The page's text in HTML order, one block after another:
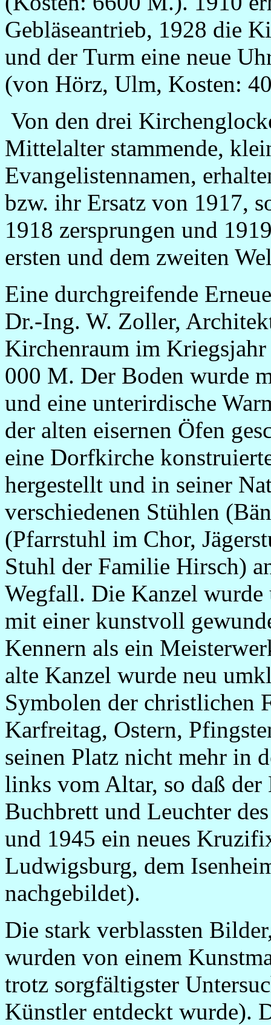
Gebläseantrieb, 1928 die
und der Turm eine neue
(von Hörz, Ulm, Kosten:
Von den drei
Mittelalter stammende,
Evangelistennamen,
bzw. ihr Ersatz von 1917,
1918 zersprungen und
ersten und dem zweiten
Eine durchgreifende
Dr.-Ing. W. Zoller,
Kirchenraum im
000 M. Der Boden wurde
und eine unterirdische
der alten eisernen Öfen
eine Dorfkirche
hergestellt und in seiner
verschiedenen Stühlen
(Pfarrstuhl im Chor,
Stuhl der Familie Hirsch)
Wegfall. Die Kanzel wurde
mit einer kunstvoll
Kennern als ein
alte Kanzel wurde neu
Symbolen der christlichen
Karfreitag, Ostern,
seinen Platz nicht mehr in
links vom Altar, so daß
Buchbrett und Leuchter
und 1945 ein neues
Ludwigsburg, dem
nachgebildet).
Die stark verblassten
wurden von einem
trotz sorgfältigster
Künstler entdeckt wurde).